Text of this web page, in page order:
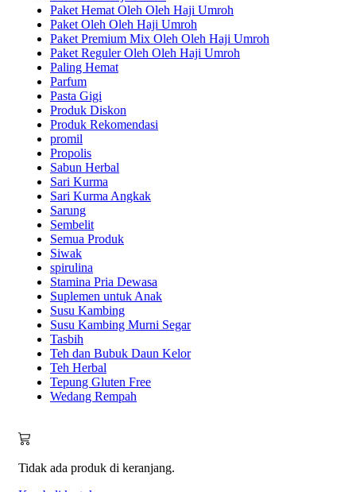
Paket Hemat Oleh Oleh Haji Umroh
Paket Oleh Oleh Haji Umroh
Paket Premium Mix Oleh Oleh Haji Umroh
Paket Reguler Oleh Oleh Haji Umroh
Paling Hemat
Parfum
Pasta Gigi
Produk Diskon
Produk Rekomendasi
promil
Propolis
Sabun Herbal
Sari Kurma
Sari Kurma Angkak
Sarung
Sembelit
Semua Produk
Siwak
spirulina
Stamina Pria Dewasa
Suplemen untuk Anak
Susu Kambing
Susu Kambing Murni Segar
Tasbih
Teh dan Bubuk Daun Kelor
Teh Herbal
Tepung Gluten Free
Wedang Rempah
Tidak ada produk di keranjang.